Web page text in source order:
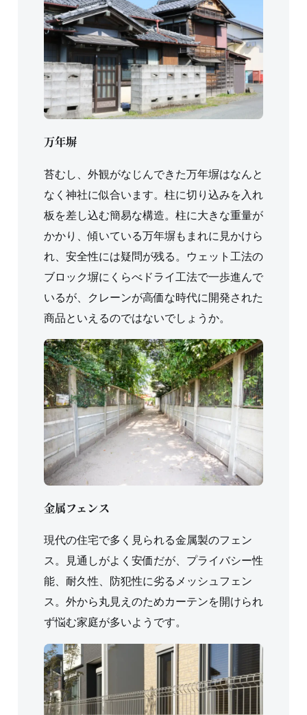
万年塀
苔むし、外観がなじんできた万年塀はなんと
なく神社に似合います。柱に切り込みを入れ
板を差し込む簡易な構造。柱に大きな重量が
かかり、傾いている万年塀もまれに見かけら
れ、安全性には疑問が残る。ウェット工法の
ブロック塀にくらべドライ工法で一歩進んで
いるが、クレーンが高価な時代に開発された
商品といえるのではないでしょうか。
金属フェンス
現代の住宅で多く見られる金属製のフェン
ス。見通しがよく安価だが、プライバシー性
能、耐久性、防犯性に劣るメッシュフェン
ス。外から丸見えのためカーテンを開けられ
ず悩む家庭が多いようです。